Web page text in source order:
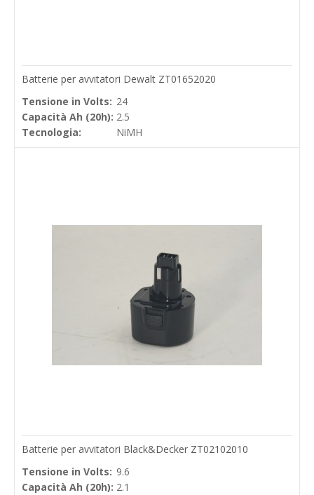
Batterie per avvitatori Dewalt ZT01652020
Tensione in Volts: 24
Capacità Ah (20h): 2.5
Tecnologia:
NiMH
Batterie per avvitatori Black&Decker ZT02102010
Tensione in Volts: 9.6
Capacità Ah (20h): 2.1